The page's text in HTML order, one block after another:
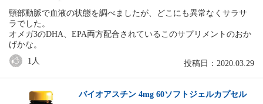
頸部動脈で血液の状態を調べましたが、どこにも異常なくサラサ
ラでした。
オメガ3のDHA、EPA両方配合されているこのサプリメントのおか
げかな。
投稿日：2020.03.29
1 人
バイオアスチン 4mg 60ソフトジェルカプセル